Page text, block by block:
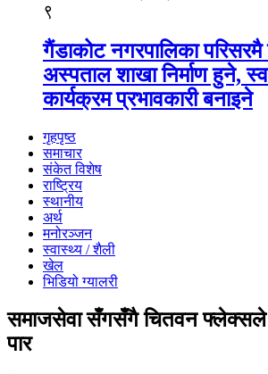
९
गैंडाकोट नगरपालिका
अस्पताल शाखा निर्माण हुने,
कार्यक्रम प्रभावकारी बनाइने
गृहपृष्ठ
समाचार
संकेत विशेष
राष्ट्रिय
स्थानीय
अर्थ
मनोरञ्जन
स्वास्थ्य / शैली
खेल
भिडियो ग्यालरी
समाजसेवा सँगसँगै चितवन फ्लेक्सले
पार